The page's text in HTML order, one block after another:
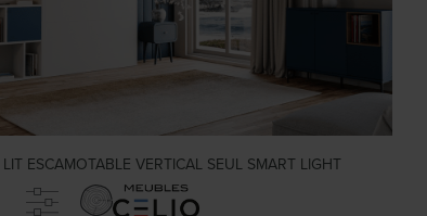
LIT ESCAMOTABLE VERTICAL SEUL SMART LIGHT